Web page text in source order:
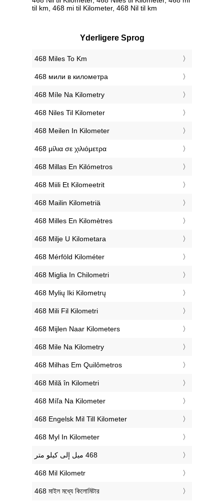
til km, 468 mi til Kilometer, 468 Nil til km
Yderligere Sprog
‎468 Miles To Km
‎468 мили в километра
‎468 Míle Na Kilometry
‎468 Niles Til Kilometer
‎468 Meilen In Kilometer
‎468 μίλια σε χιλιόμετρα
‎468 Millas En Kilómetros
‎468 Miili Et Kilomeetrit
‎468 Mailin Kilometriä
‎468 Milles En Kilomètres
‎468 Milje U Kilometara
‎468 Mérföld Kilométer
‎468 Miglia In Chilometri
‎468 Mylių Iki Kilometrų
‎468 Mili Fil Kilometri
‎468 Mijlen Naar Kilometers
‎468 Mile Na Kilometry
‎468 Milhas Em Quilômetros
‎468 Milă în Kilometri
‎468 Míľa Na Kilometer
‎468 Engelsk Mil Till Kilometer
‎468 Myl In Kilometer
‎468 Mil Kilometr
‎468 মাইল মধ্যে কিলোমিটার